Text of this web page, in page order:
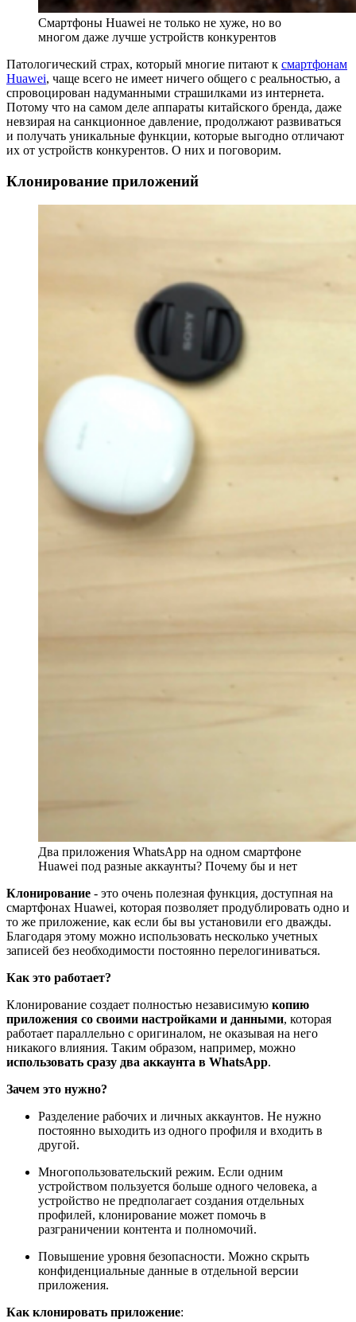
Смартфоны Huawei не только не хуже, но во
многом даже лучше устройств конкурентов
Патологический страх, который многие питают к смартфонам
Huawei, чаще всего не имеет ничего общего с реальностью, а
спровоцирован надуманными страшилками из интернета.
Потому что на самом деле аппараты китайского бренда, даже
невзирая на санкционное давление, продолжают развиваться
и получать уникальные функции, которые выгодно отличают
их от устройств конкурентов. О них и поговорим.
Клонирование приложений
Два приложения WhatsApp на одном смартфоне
Huawei под разные аккаунты? Почему бы и нет
Клонирование - это очень полезная функция, доступная на
смартфонах Huawei, которая позволяет продублировать одно и
то же приложение, как если бы вы установили его дважды.
Благодаря этому можно использовать несколько учетных
записей без необходимости постоянно перелогиниваться.
Как это работает?
Клонирование создает полностью независимую копию
приложения со своими настройками и данными, которая
работает параллельно с оригиналом, не оказывая на него
никакого влияния. Таким образом, например, можно
использовать сразу два аккаунта в WhatsApp.
Зачем это нужно?
Разделение рабочих и личных аккаунтов. Не нужно
постоянно выходить из одного профиля и входить в
другой.
Многопользовательский режим. Если одним
устройством пользуется больше одного человека, а
устройство не предполагает создания отдельных
профилей, клонирование может помочь в
разграничении контента и полномочий.
Повышение уровня безопасности. Можно скрыть
конфиденциальные данные в отдельной версии
приложения.
Как клонировать приложение: